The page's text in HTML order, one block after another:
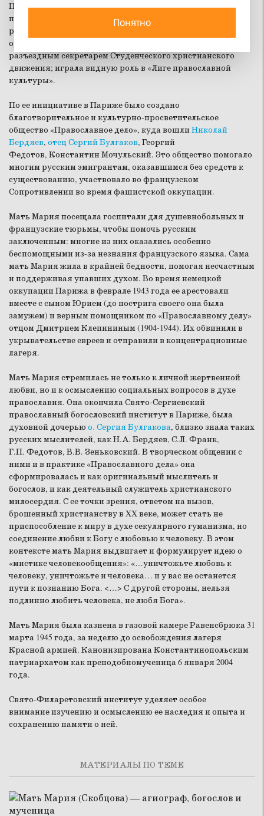
Петербургской духовной академии. В 1932 году она
приняла постриг и посвятила свою громадную энергию и
редкие способности служению Церкви. Обладая
ораторским даром, мать Мария одно время была
разъездным секретарем Студенческого христианского
движения; играла видную роль в «Лиге православной
культуры».
По ее инициативе в Париже было создано
благотворительное и культурно-просветительское
общество «Православное дело», куда вошлиНиколай
Бердяев, отец Сергий Булгаков, Георгий
Федотов, Константин Мочульский. Это общество помогало
многим русским эмигрантам, оказавшимся без средств к
существованию, участвовало во французском
Сопротивлении во время фашистской оккупации.
Мать Мария посещала госпитали для душевнобольных и
французские тюрьмы, чтобы помочь русским
заключенным: многие из них оказались особенно
беспомощными из-за незнания французского языка. Сама
мать Мария жила в крайней бедности, помогая несчастным
и поддерживая упавших духом. Во время немецкой
оккупации Парижа в феврале 1943 года ее арестовали
вместе с сыном Юрием (до пострига своего она была
замужем) и верным помощником по «Православному делу»
отцом Дмитрием Клепининым (1904-1944). Их обвинили в
укрывательстве евреев и отправили в концентрационные
лагеря.
Мать Мария стремилась не только к личной жертвенной
любви, но и к осмыслению социальных вопросов в духе
православия. Она окончила Свято-Сергиевский
православный богословский институт в Париже, была
духовной дочерью о. Сергия Булгакова, близко знала таких
русских мыслителей, как Н.А. Бердяев, С.Л. Франк,
Г.П. Федотов, В.В. Зеньковский. В творческом общении с
ними и в практике «Православного дела» она
сформировалась и как оригинальный мыслитель и
богослов, и как деятельный служитель христианского
милосердия. С ее точки зрения, ответом на вызов,
брошенный христианству в XX веке, может стать не
приспособление к миру в духе секулярного гуманизма, но
соединение любви к Богу с любовью к человеку. В этом
контексте мать Мария выдвигает и формулирует идею о
«мистике человекообщения»: «…уничтожьте любовь к
человеку, уничтожьте и человека… и у вас не останется
пути к познанию Бога. <…> С другой стороны, нельзя
подлинно любить человека, не любя Бога».
Мать Мария была казнена в газовой камере Равенсбрюка 31
марта 1945 года, за неделю до освобождения лагеря
Красной армией. Канонизирована Константинопольским
патриархатом как преподобномученица 6 января 2004
года.
Свято-Филаретовский институт уделяет особое
внимание изучению и осмыслению ее наследия и опыта и
сохранению памяти о ней.
МАТЕРИАЛЫ ПО ТЕМЕ
Понятно